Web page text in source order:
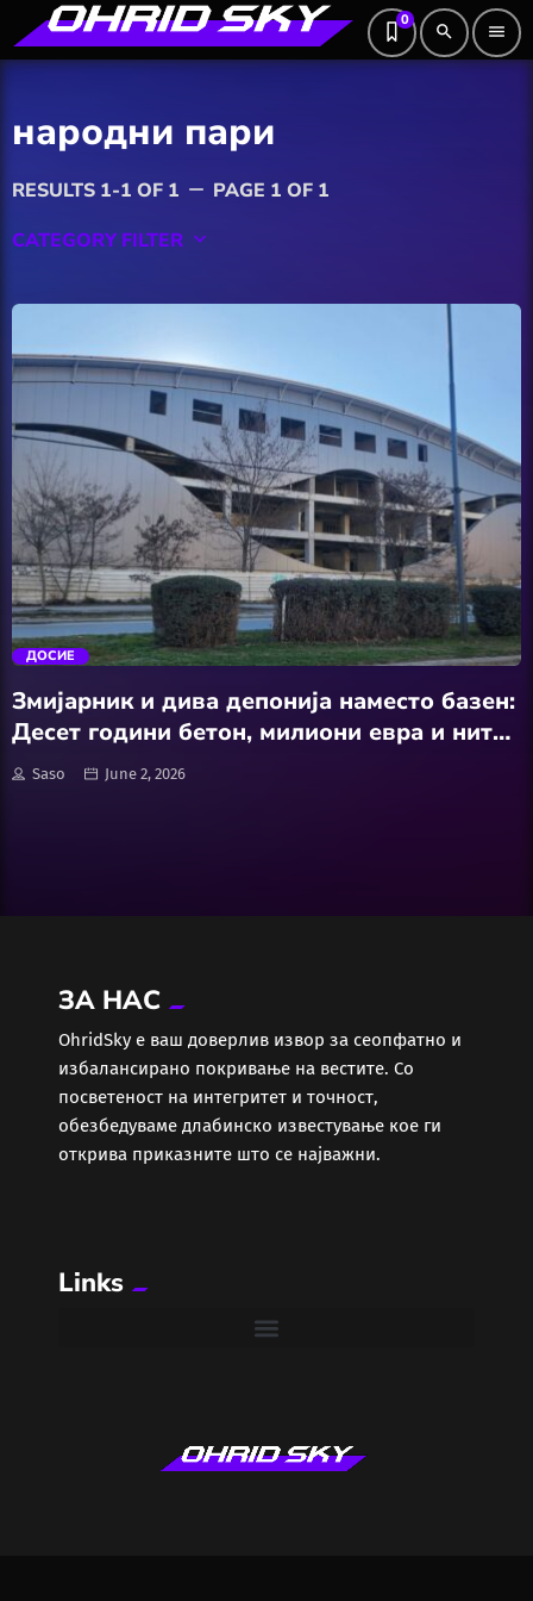
0
search menu
народни пари
RESULTS 1-1 OF 1 remove PAGE 1 OF 1
CATEGORY FILTER keyboard_arrow_down
Hobby
Software
Wellness
АвтоКлуб
Балкан
Бизнис
Еротика
Забава
Здравје
Колумни
trending_flat
ДОСИЕ
Змијарник и дива депонија наместо базен:
Десет години бетон, милиони евра и ниту
еден пливач
Saso June 2, 2026
ЗА НАС
ОhridSky е ваш доверлив извор за сеопфатно и
избалансирано покривање на вестите. Со
посветеност на интегритет и точност,
обезбедуваме длабинско известување кое ги
открива приказните што се најважни.
Links